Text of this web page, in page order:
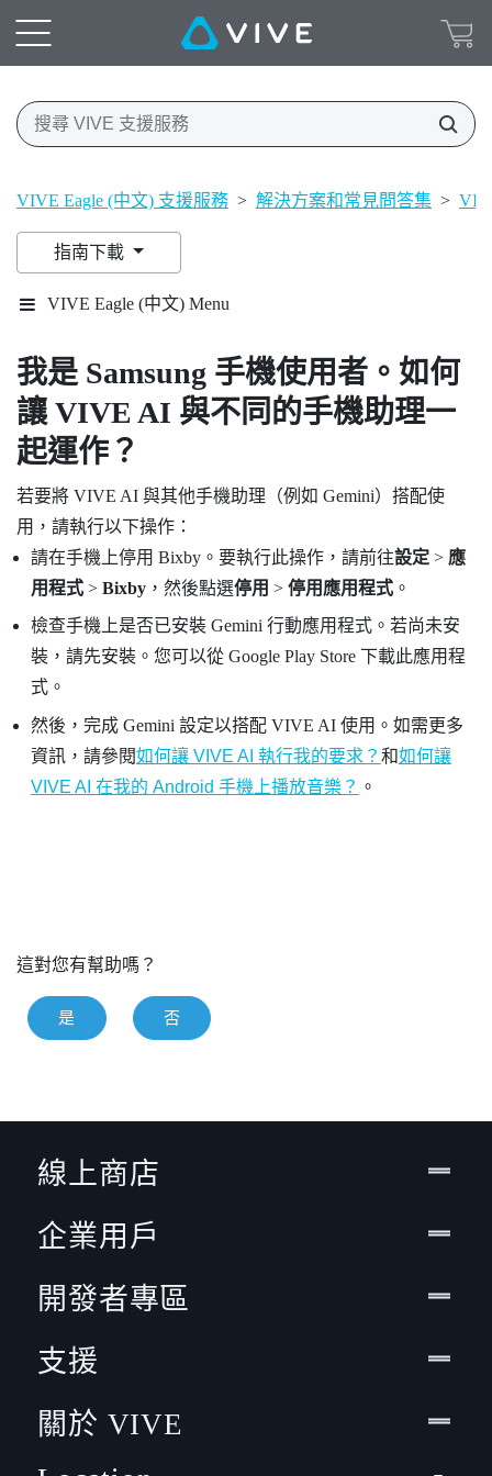
VIVE Eagle (中文) 支援服務 > 解決方案和常見問答集 >
指南下載
VIVE Eagle (中文) Menu
我是 Samsung 手機使用者。如何
讓 VIVE AI 與不同的手機助理一
起運作？
若要將 VIVE AI 與其他手機助理（例如 Gemini）搭配使
用，請執行以下操作：
請在手機上停用 Bixby。要執行此操作，請前往設定> 應
用程式> Bixby，然後點選停用 > 停用應用程式。
檢查手機上是否已安裝 Gemini 行動應用程式。若尚未安
裝，請先安裝。您可以從 Google Play Store下載此應用程
式。
然後，完成 Gemini 設定以搭配 VIVE AI使用。如需更多
資訊，請參閱如何讓 VIVE AI 執行我的要求？ 和如何讓
VIVE AI 在我的 Android 手機上播放音樂？ 。
這對您有幫助嗎？
是 否
線上商店
企業用戶
開發者專區
支援
關於 VIVE